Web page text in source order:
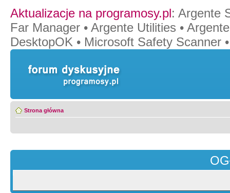
Aktualizacje na programosy.pl: Argente
Far Manager • Argente Utilities •
DesktopOK • Microsoft Safety Scanner
Strona główna